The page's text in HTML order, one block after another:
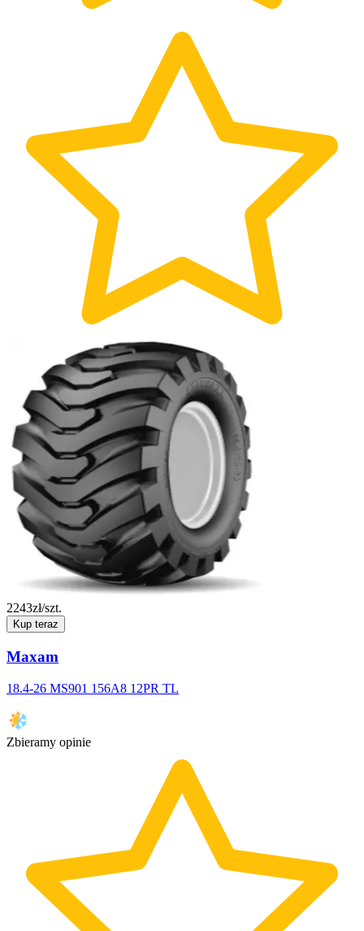
2243zł/szt.
Kup teraz
Maxam
18.4-26 MS901 156A8 12PR TL
Zbieramy opinie